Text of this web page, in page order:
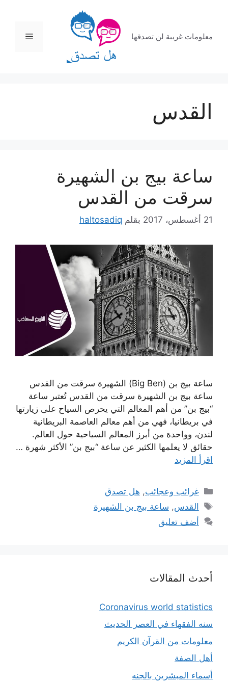
المحتوى
معلومات غريبة لن تصدقها القائمة
القدس
ساعة بيج بن الشهيرة
سرقت من القدس
21 أغسطس، 2017 بقلم haltosadiq
ساعة بيج بن (Big Ben) الشهيرة سرقت من القدس
ساعة بيج بن الشهيرة سرقت من القدس تُعتبر ساعة
“بيج بن” من أهم المعالم التي يحرص السياح على زيارتها
في بريطانيا، فهي من أهم معالم العاصمة البريطانية
لندن، وواحدة من أبرز المعالم السياحية حول العالم.
حقائق لا يعلمها الكثير عن ساعة “بيج بن” الأكثر شهرة …
اقرأ المزيد
التصنيفات
غرائب وعجائب, هل تصدق
الوسوم
القدس, ساعة بيج بن الشهيرة
أضف تعليق
أحدث المقالات
Coronavirus world statistics
سنه الفقهاء في العصر الحديث
معلومات من القرآن الكريم
أهل الصفة
أسماء المبشرين بالجنه